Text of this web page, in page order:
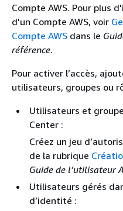
Compte AWS. Pour plus
d'un Compte AWS, voir
Compte AWS dans le
référence.
Pour activer l’accès,
utilisateurs, groupes ou
Utilisateurs et
Center :
Créez un jeu
de la rubrique
Guide de l’utilisateur
Utilisateurs gérés
d’identité :